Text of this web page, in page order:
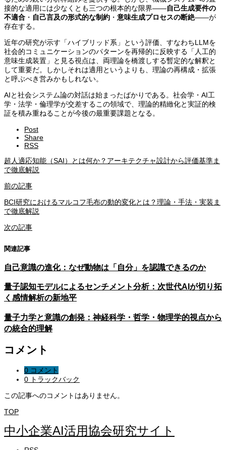
接的な適用には少なくとも三つの根本的な限界——自己生成要件の
不適合 ・ 自己言及の形式的な制約 ・ 意味生成プロセスの断絶——が
存在する。
近年の研究が示す「ハイブリッド系」という評価、すなわちLLMを
社会的コミュニケーションのパターンを再帰的に反映する「人工的
意味生成装置」と見る視点は、両理論を橋渡しする暫定的な解釈と
して重要だ。しかしそれは適用というよりも、理論の再構成・拡張
と呼ぶべき営みかもしれない。
AIと社会システム論の対話は始まったばかりである。社会学・AI工
学・法学・倫理学が交差するこの領域で、理論的精緻化と実証的検
証を積み重ねることが今後の最重要課題となる。
Post
Share
RSS
超人適応知能（SAI）とは何か？アーキテクチャ設計から評価基準ま
で徹底解説
前の記事
BCI研究におけるマルコフ毛布の動的変化とは？理論・手法・実装ま
で徹底解説
次の記事
関連記事
自己意識の進化：なぜ動物は「自分」を認識できるのか
量子認知モデルによるセンチメント分析：次世代AIが切り拓
く感情解析の新地平
量子力学と意識の創発：神経科学・哲学・物理学的視点から
の統合的理解
コメント
0 コメント
0 トラックバック
この記事へのコメントはありません。
TOP
中小企業AI活用協会研究サイト